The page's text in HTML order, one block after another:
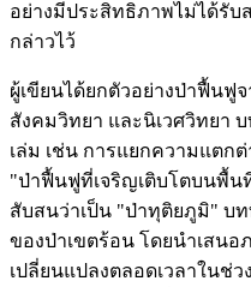
อย่างมีประสิทธิภาพไม่ได้รับ
กล่าวไว้
ผู้เขียนได้ยกตัวอย่างป่าฟื้นฟู
สังคมวิทยา และนิเวศวิทยา
เล่ม เช่น การแยกความแตก
"ป่าฟื้นฟูที่เจริญเติบโตบนพื้น
สับสนว่าเป็น "ป่าทุติยภูมิ" บท
ของป่าเขตร้อน โดยนำเสน
เปลี่ยนแปลงตลอดเวลาในช่ว